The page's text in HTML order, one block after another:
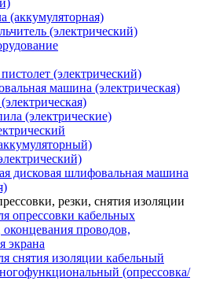
(аккумуляторная)
(электрический)
(электрический)
машина (электрическая)
(электрические)
дисковая шлифовальная машина
резки, снятия изоляции
опрессовки кабельных
оконцевания проводов,
экрана
снятия изоляции кабельный
(опрессовка/